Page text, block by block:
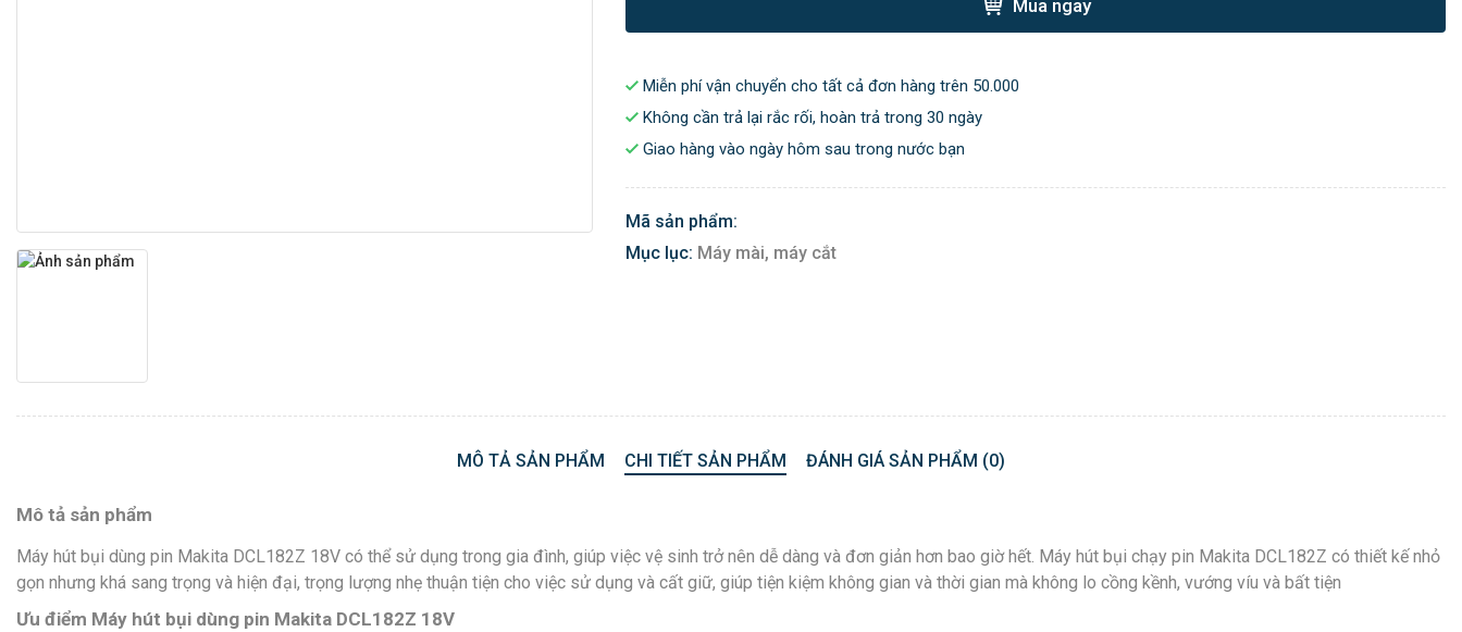
Mua ngay
Miễn phí vận chuyển cho tất cả đơn hàng trên 50.000
Không cần trả lại rắc rối, hoàn trả trong 30 ngày
Giao hàng vào ngày hôm sau trong nước bạn
Mã sản phẩm:
Mục lục: Máy mài, máy cắt
MÔ TẢ SẢN PHẨM CHI TIẾT SẢN PHẨM ĐÁNH GIÁ SẢN PHẨM (0)
Mô tả sản phẩm
Máy hút bụi dùng pin Makita DCL182Z 18V có thể sử dụng trong gia đình, giúp việc vệ sinh trở nên dễ dàng và đơn giản hơn bao giờ hết. Máy hút bụi chạy pin Makita DCL182Z có thiết kế nhỏ
gọn nhưng khá sang trọng và hiện đại, trọng lượng nhẹ thuận tiện cho việc sử dụng và cất giữ, giúp tiện kiệm không gian và thời gian mà không lo cồng kềnh, vướng víu và bất tiện
Ưu điểm Máy hút bụi dùng pin Makita DCL182Z 18V